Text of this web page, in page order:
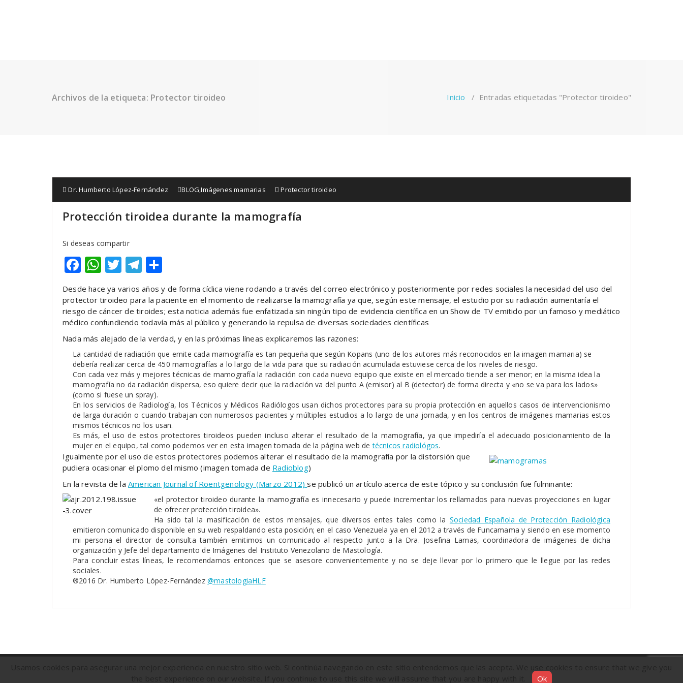
Archivos de la etiqueta: Protector tiroideo Inicio / Entradas etiquetadas "Protector tiroideo"
Dr. Humberto López-Fernández BLOG,Imágenes mamarias Protector tiroideo
Protección tiroidea durante la mamografía
Si deseas compartir
Facebook
WhatsApp
TwitterTelegram
Desde hace ya varios años y de forma cíclica viene rodando a través del correo electrónico y posteriormente por redes sociales la necesidad del uso del
protector tiroideo para la paciente en el momento de realizarse la mamografía ya que, según este mensaje, el estudio por su radiación aumentaría el
riesgo de cáncer de tiroides; esta noticia además fue enfatizada sin ningún tipo de evidencia científica en un Show de TV emitido por un famoso y mediático
médico confundiendo todavía más al público y generando la repulsa de diversas sociedades científicas
Nada más alejado de la verdad, y en las próximas líneas explicaremos las razones:
La cantidad de radiación que emite cada mamografía es tan pequeña que según Kopans (uno de los autores más reconocidos en la imagen mamaria) se
debería realizar cerca de 450 mamografías a lo largo de la vida para que su radiación acumulada estuviese cerca de los niveles de riesgo.
Con cada vez más y mejores técnicas de mamografía la radiación con cada nuevo equipo que existe en el mercado tiende a ser menor; en la misma idea la
mamografía no da radiación dispersa, eso quiere decir que la radiación va del punto A (emisor) al B (detector) de forma directa y «no se va para los lados»
(como si fuese un spray).
En los servicios de Radiología, los Técnicos y Médicos Radiólogos usan dichos protectores para su propia protección en aquellos casos de intervencionismo
de larga duración o cuando trabajan con numerosos pacientes y múltiples estudios a lo largo de una jornada, y en los centros de imágenes mamarias estos
mismos técnicos no los usan.
Es más, el uso de estos protectores tiroideos pueden incluso alterar el resultado de la mamografía, ya que impediría el adecuado posicionamiento de la
mujer en el equipo, tal como podemos ver en esta imagen tomada de la página web detécnicos radiológos.
Igualmente por el uso de estos protectores podemos alterar el resultado de la mamografía por la distorsión que
pudiera ocasionar el plomo del mismo (imagen tomada de Radioblog)
En la revista de la American Journal of Roentgenology (Marzo 2012)se publicó un artículo acerca de este tópico y su conclusión fue fulminante:
«el protector tiroideo durante la mamografía es innecesario y puede incrementar los rellamados para nuevas proyecciones en lugar
de ofrecer protección tiroidea».
Ha sido tal la masificación de estos mensajes, que diversos entes tales como la Sociedad Española de Protección Radiológica
emitieron comunicado disponible en su web respaldando esta posición; en el caso Venezuela ya en el 2012 a través de Funcamama y siendo en ese momento
mi persona el director de consulta también emitimos un comunicado al respecto junto a la Dra. Josefina Lamas, coordinadora de imágenes de dicha
organización y Jefe del departamento de Imágenes del Instituto Venezolano de Mastología.
Para concluir estas líneas, le recomendamos entonces que se asesore convenientemente y no se deje llevar por lo primero que le llegue por las redes
sociales.
®2016 Dr. Humberto López-Fernández @mastologiaHLF
Ok